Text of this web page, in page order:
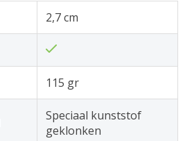
2,7 cm
115 gr
Speciaal kunststof
geklonken